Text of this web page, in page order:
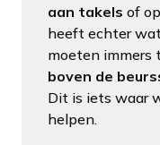
aan takels of
heeft echter
moeten immers
boven de
Dit is iets waar
helpen.